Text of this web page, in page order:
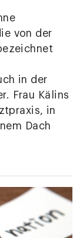
von der
in der
Frau Kälins
in
Dach